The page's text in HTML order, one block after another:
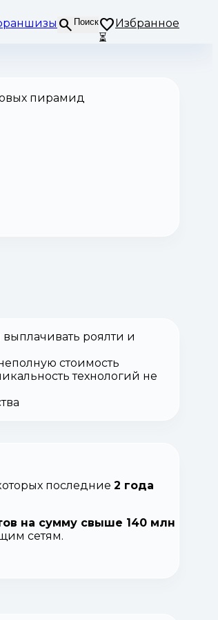
Поиск
Избранное
⏳
пирамид
роялти и
стоимость
технологий не
последние 2 года
на сумму свыше 140 млн
сетям.